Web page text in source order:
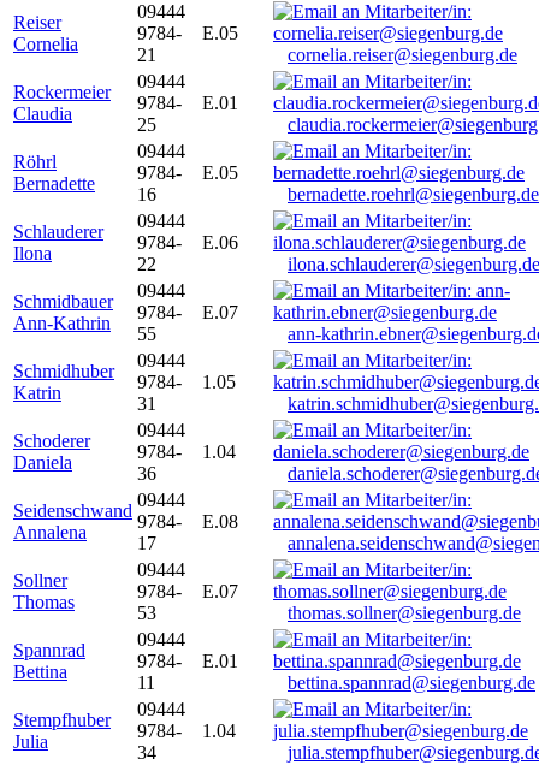
Reiser
Cornelia
09444
9784-
21
E.05
cornelia.reiser@siegenburg.de
Rockermeier
Claudia
09444
9784-
25
E.01
Röhrl
Bernadette
09444
9784-
16
E.05
bernadette.roehrl@siegenburg.de
Schlauderer
Ilona
09444
9784-
22
E.06
ilona.schlauderer@siegenburg.de
Schmidbauer
Ann-Kathrin
09444
9784-
55
E.07
ann-
Schmidhuber
Katrin
09444
9784-
31
1.05
Schoderer
Daniela
09444
9784-
36
1.04
Seidenschwand
Annalena
09444
9784-
17
E.08
Sollner
Thomas
09444
9784-
53
E.07
thomas.sollner@siegenburg.de
Spannrad
Bettina
09444
9784-
11
E.01
bettina.spannrad@siegenburg.de
Stempfhuber
Julia
09444
9784-
34
1.04